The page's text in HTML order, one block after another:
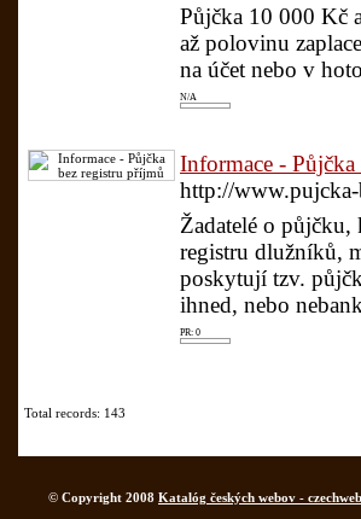
Půjčka 10 000 Kč
až polovinu
na účet nebo v
N/A
Informace -
http://
Žadatelé o půjčku,
registru dlužníků,
poskytují tzv.
ihned, nebo
PR: 0
Total records: 143
© Copyright 2008 Katalóg českých webov -